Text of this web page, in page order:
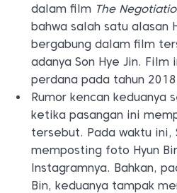
dalam film The
bahwa salah satu alasan
bergabung dalam film
adanya Son Hye Jin.
perdana pada tahun
Rumor kencan keduanya
ketika pasangan ini
tersebut. Pada waktu ini,
memposting foto Hyun
Instagramnya. Bahkan,
Bin, keduanya tampak